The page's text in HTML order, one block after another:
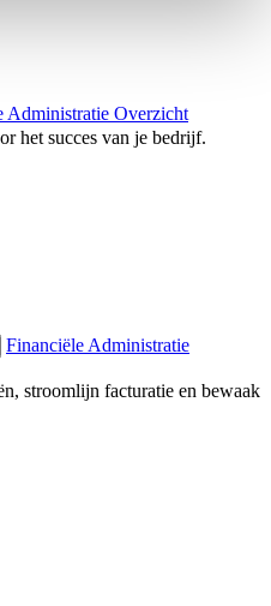
Administratie Overzicht
het succes van je bedrijf.
Financiële Administratie
stroomlijn facturatie en bewaak